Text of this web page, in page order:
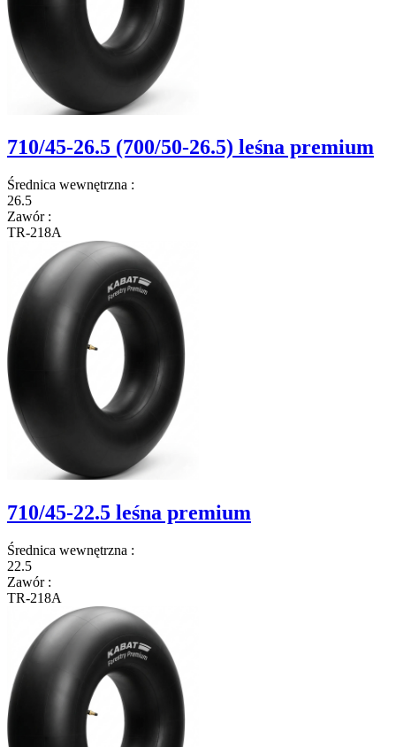
710/45-26.5 (700/50-26.5) leśna premium
Średnica wewnętrzna :
26.5
Zawór :
TR-218A
710/45-22.5 leśna premium
Średnica wewnętrzna :
22.5
Zawór :
TR-218A